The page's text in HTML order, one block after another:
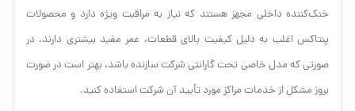
خنک‌کننده داخلی مجهز هستند که نیاز به مراقبت ویژه دارد و محصولات
پنتاکس اغلب به دلیل کیفیت بالای قطعات، عمر مفید بیشتری دارند. در
صورتی که مدل خاصی تحت گارانتی شرکت سازنده باشد، بهتر است در صورت
بروز مشکل از خدمات مراکز مورد تأیید آن شرکت استفاده کنید.